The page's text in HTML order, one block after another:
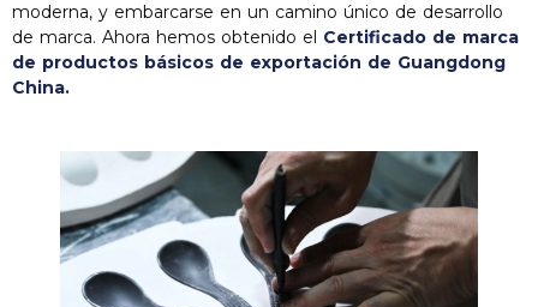
moderna, y embarcarse en un camino único de desarrollo
de marca. Ahora hemos obtenido el Certificado de marca
de productos básicos de exportación de Guangdong
China.